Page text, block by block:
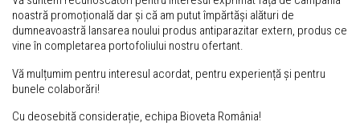
noastră promoțională dar și că am putut împărtăși alături de
dumneavoastră lansarea noului produs antiparazitar extern, produs ce
vine în completarea portofoliului nostru ofertant.
Vă mulțumim pentru interesul acordat, pentru experiență și pentru
bunele colaborări!
Cu deosebită considerație, echipa Bioveta România!